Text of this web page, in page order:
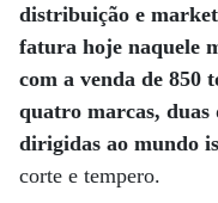
distribuição e
fatura hoje naquele
com a venda de 850
quatro marcas, duas
dirigidas ao mundo
corte e tempero.